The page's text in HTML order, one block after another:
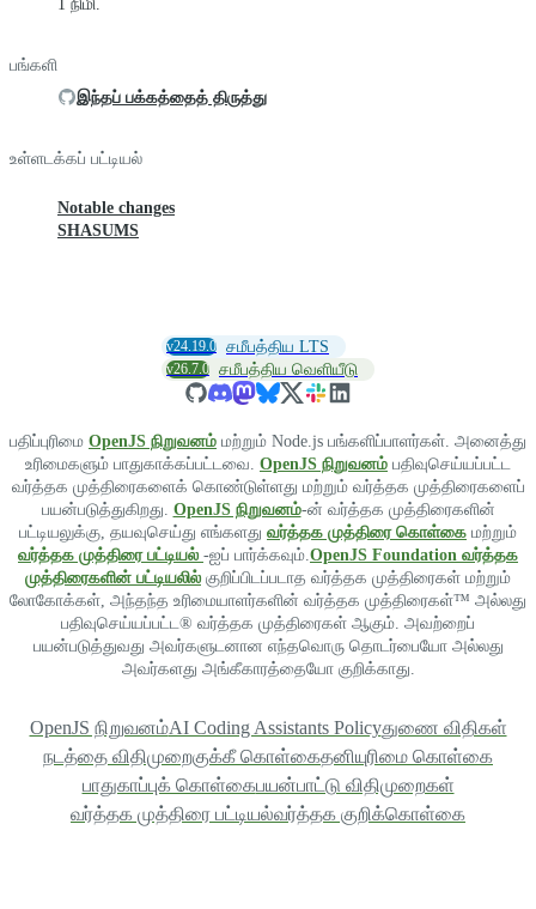
1 நிமி.
பங்களி
இந்தப் பக்கத்தைத் திருத்து
உள்ளடக்கப் பட்டியல்
Notable changes
SHASUMS
v24.19.0 சமீபத்திய LTS
v26.7.0 சமீபத்திய வெளியீடு
பதிப்புரிமை OpenJS நிறுவனம் மற்றும் Node.js பங்களிப்பாளர்கள். அனைத்து
உரிமைகளும் பாதுகாக்கப்பட்டவை. OpenJS நிறுவனம் பதிவுசெய்யப்பட்ட
வர்த்தக முத்திரைகளைக் கொண்டுள்ளது மற்றும் வர்த்தக முத்திரைகளைப்
பயன்படுத்துகிறது. OpenJS நிறுவனம்-ன் வர்த்தக முத்திரைகளின்
பட்டியலுக்கு, தயவுசெய்து எங்களது வர்த்தக முத்திரை கொள்கை மற்றும்
வர்த்தக முத்திரை பட்டியல் -ஐப் பார்க்கவும். OpenJS Foundation வர்த்தக
முத்திரைகளின் பட்டியலில் குறிப்பிடப்படாத வர்த்தக முத்திரைகள் மற்றும்
லோகோக்கள், அந்தந்த உரிமையாளர்களின் வர்த்தக முத்திரைகள்™ அல்லது
பதிவுசெய்யப்பட்ட® வர்த்தக முத்திரைகள் ஆகும். அவற்றைப்
பயன்படுத்துவது அவர்களுடனான எந்தவொரு தொடர்பையோ அல்லது
அவர்களது அங்கீகாரத்தையோ குறிக்காது.
OpenJS நிறுவனம்AI Coding Assistants Policyதுணை விதிகள்
நடத்தை விதிமுறைகுக்கீ கொள்கைதனியுரிமை கொள்கை
பாதுகாப்புக் கொள்கைபயன்பாட்டு விதிமுறைகள்
வர்த்தக முத்திரை பட்டியல்வர்த்தக குறிக்கொள்கை